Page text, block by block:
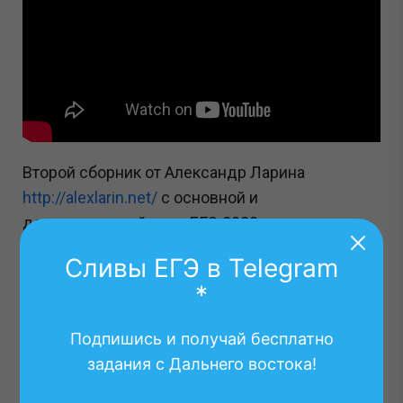
Второй сборник от Александр Ларина
http://alexlarin.net/ с основной и
дополнительной волн ЕГЭ 2020
Смотреть в PDF:
Для просмотра установите Adobe Reader
обязательно вернитесь для просмотра файла :).
Сливы ЕГЭ в Telegram
*
Подпишись и получай бесплатно
задания с Дальнего востока!